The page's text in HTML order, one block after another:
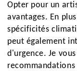
Opter pour un
avantages. En
spécificités
peut également
d'urgence. Je